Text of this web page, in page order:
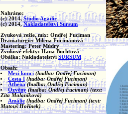
Nahráno:
(c) 2014,Studio Agadir
(c) 2014,Nakladatelství Sursum
Zvuková režie, mix: Ondřej Fuciman
Dramaturgie: Milena Fucimanová
Mastering: Peter Múdry
Zvukové efekty: Hana Buchtová
Obálka: Nakladatelství SURSUM
Obsah:
Mezi konci (hudba: Ondřej Fuciman)
Cesta I (hudba: Ondřej Fuciman)
Athena (hudba: Ondřej Fuciman)
Ozvěny (hudba: Ondřej Fuciman) (text:
Zita Malaníková)
Amálie (hudba: Ondřej Fuciman) (text:
Matouš Hořínek)